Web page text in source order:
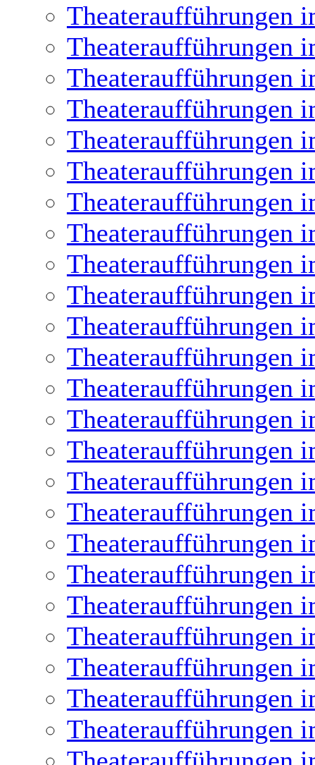
Theateraufführungen
Theateraufführungen
Theateraufführungen
Theateraufführungen
Theateraufführungen
Theateraufführungen
Theateraufführungen
Theateraufführungen
Theateraufführungen
Theateraufführungen
Theateraufführungen
Theateraufführungen
Theateraufführungen
Theateraufführungen
Theateraufführungen
Theateraufführungen
Theateraufführungen
Theateraufführungen
Theateraufführungen
Theateraufführungen
Theateraufführungen
Theateraufführungen
Theateraufführungen
Theateraufführungen